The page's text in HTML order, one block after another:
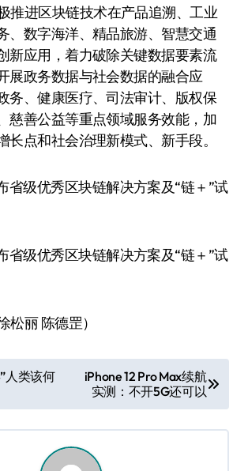
推进区块链技术在产品追溯、工业
、数字海洋、精品旅游、智慧交通
新应用，着力破除关键数据要素流
展政务数据与社会数据的融合应
务、健康医疗、司法审计、版权保
慈善公益等重点领域服务效能，加
长点和社会治理新模式、新手段。
松丽 陈德罡）
人类该何
iPhone 12 Pro Max续航
实测：不开5G还可以